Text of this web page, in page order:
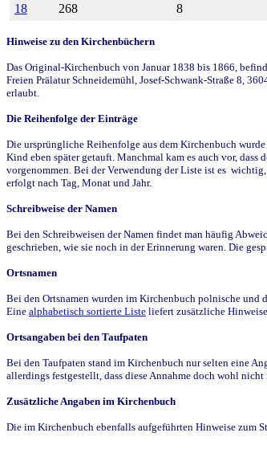
18
268 8
Hinweise zu den Kirchenbüchern
Das Original-Kirchenbuch von Januar 1838 bis 1866,
Freien Prälatur Schneidemühl, Josef-Schwank-Straße 8,
erlaubt.
Die Reihenfolge der Einträge
Die ursprüngliche Reihenfolge aus dem Kirchenbuch
Kind eben später getauft. Manchmal kam es auch vor,
vorgenommen. Bei der Verwendung der Liste ist es
erfolgt nach Tag, Monat und Jahr.
Schreibweise der Namen
Bei den Schreibweisen der Namen findet man häufig
geschrieben, wie sie noch in der Erinnerung waren. Die
Ortsnamen
Bei den Ortsnamen wurden im Kirchenbuch polnische und
Eine alphabetisch sortierte Liste liefert zusätzliche
Ortsangaben bei den Taufpaten
Bei den Taufpaten stand im Kirchenbuch nur selten eine
allerdings festgestellt, dass diese Annahme doch wohl
Zusätzliche Angaben im Kirchenbuch
Die im Kirchenbuch ebenfalls aufgeführten Hinweise zum